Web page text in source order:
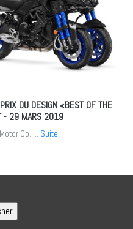
DU DESIGN «BEST OF THE
- 29 MARS 2019
Co.,... Suite